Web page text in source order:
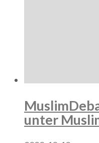
unter